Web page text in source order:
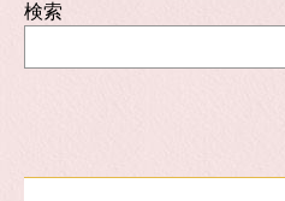
検索